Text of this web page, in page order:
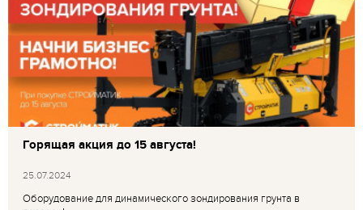
Горящая акция до 15 августа!
25.07.2024
Оборудование для динамического зондирования грунта в